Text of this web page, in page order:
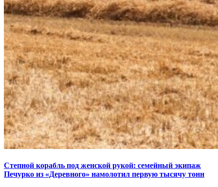
Степной корабль под женской рукой: семейный экипаж
Печурко из «Деревного» намолотил первую тысячу тонн